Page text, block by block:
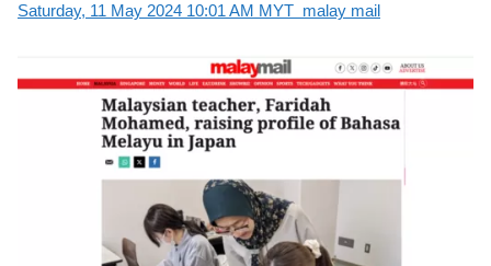
Saturday, 11 May 2024 10:01 AM MYT malay mail